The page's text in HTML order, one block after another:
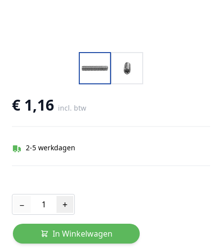
€ 1,16 incl. btw
2-5 werkdagen
− +
In Winkelwagen